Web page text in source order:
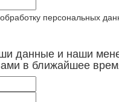
персональных
данные и наши
в ближайшее